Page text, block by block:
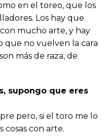
en el toreo, que los
Los hay que
mucho arte, y hay
que no vuelven la cara
más de raza, de
supongo que eres
pero, si el toro me lo
cosas con arte.